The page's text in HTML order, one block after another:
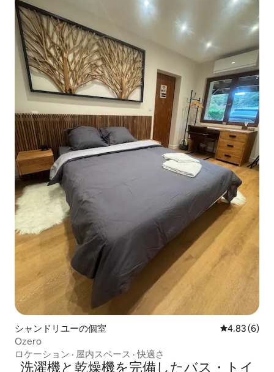
シャンドリユーの個室 レビュー6
4.83 (6)
Ozero
ロケーション · 屋内スペース ·快適さ
洗濯機と乾燥機を完備したバス・トイ